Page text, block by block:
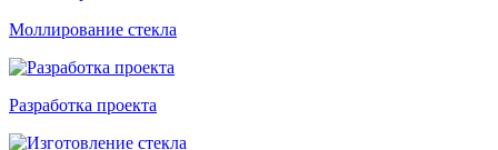
Моллирование стекла
Разработка проекта